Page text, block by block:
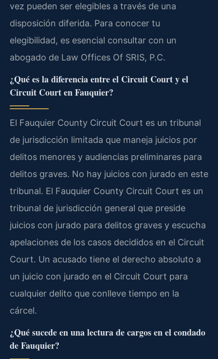
vez pueden ser elegibles a través de una
disposición diferida. Para conocer tu
elegibilidad, es esencial consultar con un
abogado de Law Offices Of SRIS, P.C.
¿Qué es la diferencia entre el Circuit Court y el
Circuit Court en Fauquier?
El Fauquier County Circuit Court es un tribunal
de jurisdicción limitada que maneja juicios por
delitos menores y audiencias preliminares para
delitos graves. No hay juicios con jurado en este
tribunal. El Fauquier County Circuit Court es un
tribunal de jurisdicción general que preside
juicios con jurado para delitos graves y escucha
apelaciones de los casos decididos en el Circuit
Court. Un acusado tiene el derecho absoluto a
un juicio con jurado en el Circuit Court para
cualquier delito que conlleve tiempo en la
cárcel.
¿Qué sucede en una lectura de cargos en el condado
de Fauquier?